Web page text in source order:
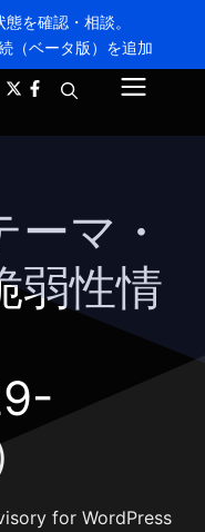
を確認・相談。
（ベータ版）を追加
ニ
マ・
弱性情
for WordPress
A+